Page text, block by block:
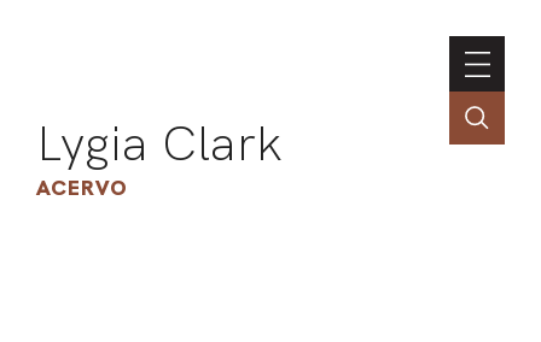
Lygia Clark
ACERVO